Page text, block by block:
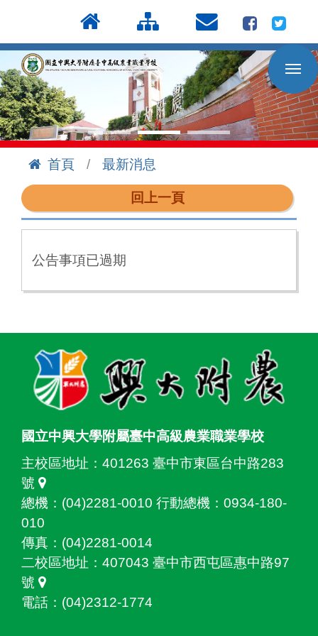
到
主
要
內
容
區
首頁
最新消息
回上一頁
公告事項已過期
國立中興大學附屬臺中高級農業職業學校
主校區地址： 401263 臺中市東區台中路283
號
總機：(04)2281-0010 行動總機：0934-180-
010
傳真：(04)2281-0014
二校區地址： 407043 臺中市西屯區惠中路97
號
電話：(04)2312-1774